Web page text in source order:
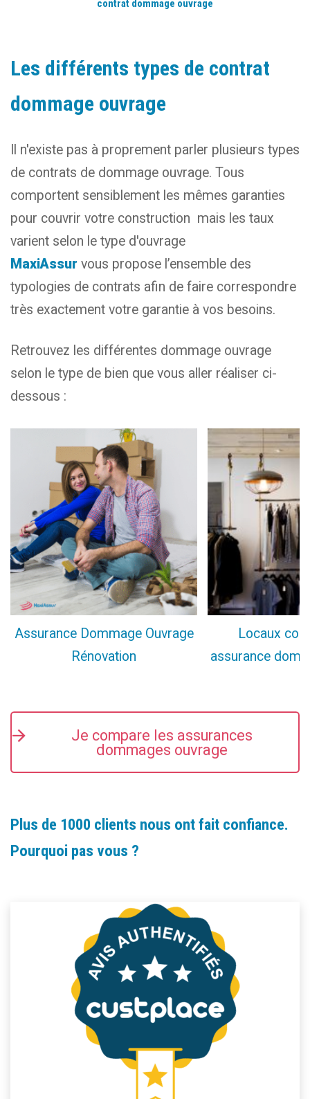
contrat dommage ouvrage
Les différents types de contrat
dommage ouvrage
Il n'existe pas à proprement parler plusieurs types
de contrats de dommage ouvrage. Tous
comportent sensiblement les mêmes garanties
pour couvrir votre construction mais les taux
varient selon le type d'ouvrage
MaxiAssur vous propose l’ensemble des
typologies de contrats afin de faire correspondre
très exactement votre garantie à vos besoins.
Retrouvez les différentes dommage ouvrage
selon le type de bien que vous aller réaliser ci-
dessous :
Assurance Dommage Ouvrage
Rénovation
Locaux
assurance
Je compare les assurances
dommages ouvrage
Plus de 1000 clients nous ont fait confiance.
Pourquoi pas vous ?